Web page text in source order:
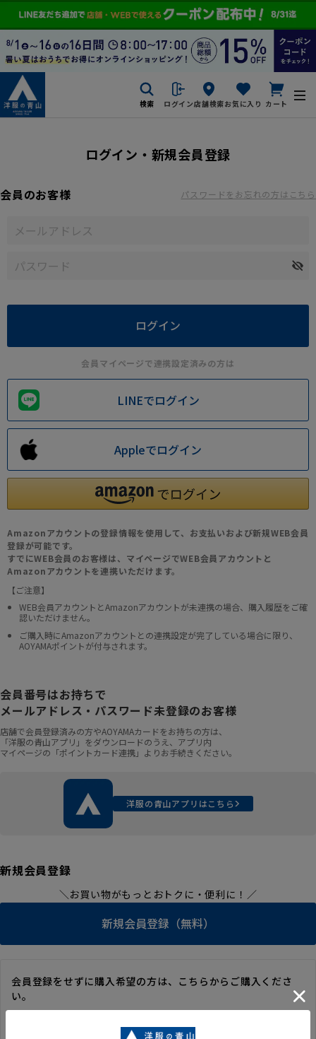
検索 ログイン店舗検索お気に入り カート
ログイン・新規会員登録
会員のお客様 パスワードをお忘れの方はこちら
会員マイページで連携設定済みの方は
LINEでログイン
Appleでログイン
Amazonアカウントの登録情報を使用して、お支払いおよび新規WEB会員
登録が可能です。
すでにWEB会員のお客様は、マイページでWEB会員アカウントと
Amazonアカウントを連携いただけます。
【ご注意】
WEB会員アカウントとAmazonアカウントが未連携の場合、購入履歴をご確
認いただけません。
ご購入時にAmazonアカウントとの連携設定が完了している場合に限り、
AOYAMAポイントが付与されます。
会員番号はお持ちで
メールアドレス・パスワード未登録のお客様
店舗で会員登録済みの方やAOYAMAカードをお持ちの方は、
「洋服の青山アプリ」をダウンロードのうえ、アプリ内
マイページの「ポイントカード連携」よりお手続きください。
洋服の青山アプリはこちら
新規会員登録
＼お買い物がもっとおトクに・便利に！／
新規会員登録（無料）
会員登録をせずに購入希望の方は、こちらからご購入くださ
い。
毎回のご注文時に入力いただく必要があります。